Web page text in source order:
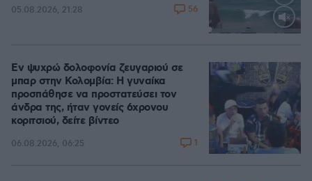
Loaded
05.08.2026, 21:28 56
Εν ψυχρώ δολοφονία ζευγαριού σε
μπαρ στην Κολομβία: Η γυναίκα
προσπάθησε να προστατεύσει τον
άνδρα της, ήταν γονείς 6χρονου
κοριτσιού, δείτε βίντεο
06.08.2026, 06:25 1